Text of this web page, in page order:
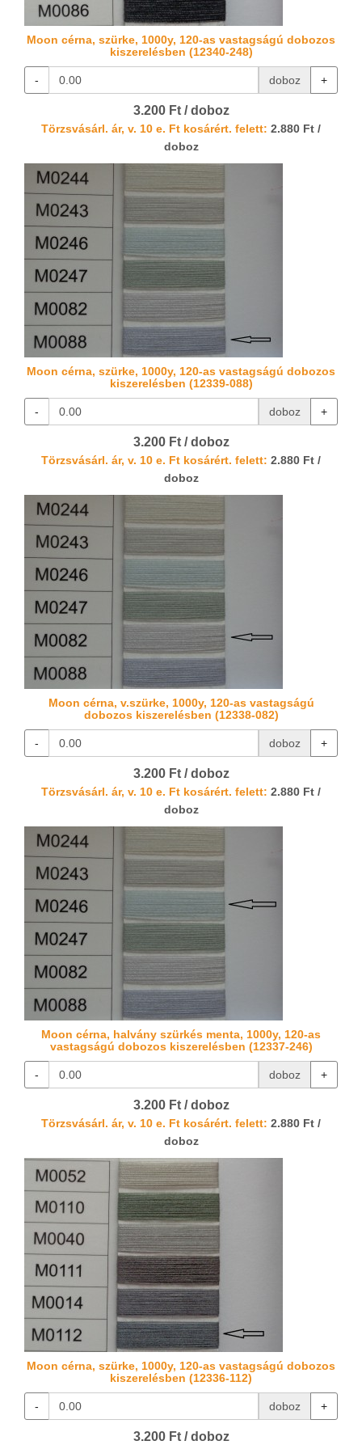
Moon cérna, szürke, 1000y, 120-as vastagságú dobozos
kiszerelésben (12340-248)
- doboz +
3.200 Ft / doboz
Törzsvásárl. ár, v. 10 e. Ft kosárért. felett: 2.880 Ft /
doboz
Moon cérna, szürke, 1000y, 120-as vastagságú dobozos
kiszerelésben (12339-088)
- doboz +
3.200 Ft / doboz
Törzsvásárl. ár, v. 10 e. Ft kosárért. felett: 2.880 Ft /
doboz
Moon cérna, v.szürke, 1000y, 120-as vastagságú
dobozos kiszerelésben (12338-082)
- doboz +
3.200 Ft / doboz
Törzsvásárl. ár, v. 10 e. Ft kosárért. felett: 2.880 Ft /
doboz
Moon cérna, halvány szürkés menta, 1000y, 120-as
vastagságú dobozos kiszerelésben (12337-246)
- doboz +
3.200 Ft / doboz
Törzsvásárl. ár, v. 10 e. Ft kosárért. felett: 2.880 Ft /
doboz
Moon cérna, szürke, 1000y, 120-as vastagságú dobozos
kiszerelésben (12336-112)
- doboz +
3.200 Ft / doboz